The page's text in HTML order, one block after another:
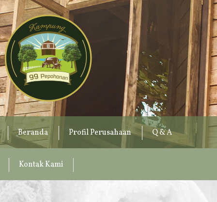
Beranda Profil Perusahaan Q & A
Kontak Kami